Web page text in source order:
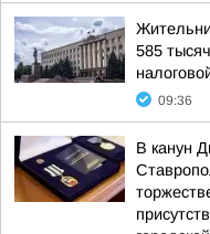
585
09:36
В канун